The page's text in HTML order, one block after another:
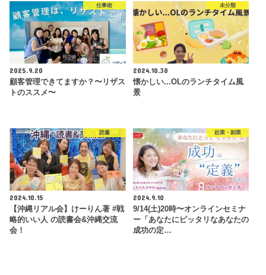
仕事術
2025.9.20
顧客管理できてますか？〜リザス
トのススメ〜
未分類
2024.10.30
懐かしい...OLのランチタイム風
景
読書
2024.10.15
【沖縄リアル会】けーりん著 #戦
略的いい人 の読書会&沖縄交流
会！
起業・副業
2024.9.10
9/14(土)20時〜オンラインセミナ
ー「あなたにピッタリなあなたの
成功の定…